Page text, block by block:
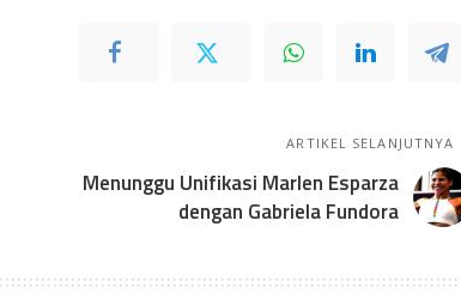
ARTIKEL SELANJUTNYA
Menunggu Unifikasi Marlen Esparza
dengan Gabriela Fundora